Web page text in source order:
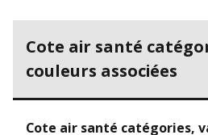
Cote air santé
couleurs associées
Cote air santé catégories,